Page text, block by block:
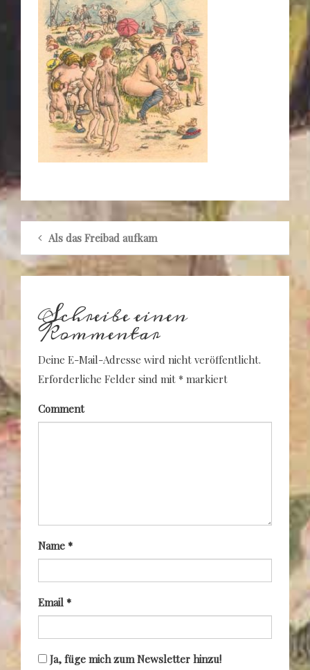
Als das Freibad aufkam
Schreibe einen
Kommentar
Deine E-Mail-Adresse wird nicht veröffentlicht.
Erforderliche Felder sind mit * markiert
Comment
Name *
Email *
Ja, füge mich zum Newsletter hinzu!